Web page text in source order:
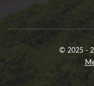
© 2025 -